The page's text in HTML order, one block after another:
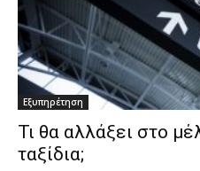
Εξυπηρέτηση
Τι θα αλλάξει στο
ταξίδια;